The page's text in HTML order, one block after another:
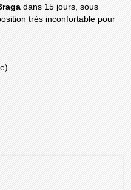
dans 15 jours, sous
très inconfortable pour